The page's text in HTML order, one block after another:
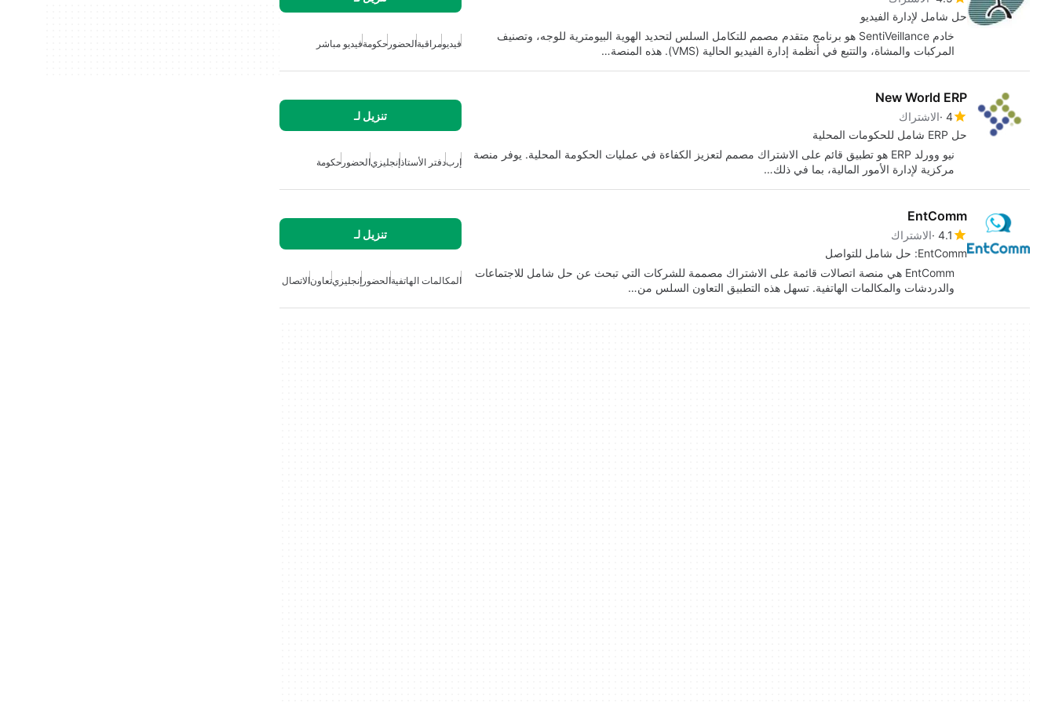
حل شامل لإدارة الفيديو
خادم SentiVeillance هو برنامج متقدم مصمم للتكامل السلس لتحديد الهوية البيومترية للوجه، وتصنيف
المركبات والمشاة، والتتبع في أنظمة إدارة الفيديو الحالية (VMS). هذه المنصة…
فيديومراقبةالحضور حكومةفيديو مباشر
New World ERP
4 الاشتراك
حل ERP شامل للحكومات المحلية
تنزيل لـ
نيو وورلد ERP هو تطبيق قائم على الاشتراك مصمم لتعزيز الكفاءة في عمليات الحكومة المحلية. يوفر منصة
مركزية لإدارة الأمور المالية، بما في ذلك…
إربدفتر الأستاذإنجليزيالحضور حكومة
EntComm
4.1 الاشتراك
EntComm: حل شامل للتواصل
تنزيل لـ
EntComm هي منصة اتصالات قائمة على الاشتراك مصممة للشركات التي تبحث عن حل شامل للاجتماعات
والدردشات والمكالمات الهاتفية. تسهل هذه التطبيق التعاون السلس من…
المكالمات الهاتفيةالحضور إنجليزيتعاونالاتصال